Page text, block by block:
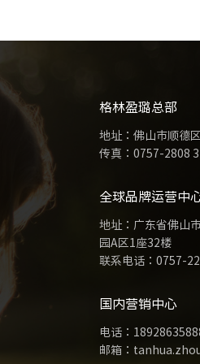
格林盈璐总部
地址：佛山市顺德
传真：0757-2808
全球品牌运营中
地址：广东省佛山
园A区1座32楼
联系电话：0757-
国内营销中心
电话：
邮箱：